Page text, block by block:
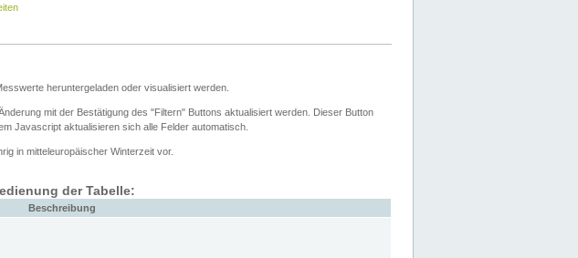
heruntergeladen oder visualisiert werden.
mit der Bestätigung des "Filtern" Buttons aktualisiert werden. Dieser Button
Javascript aktualisieren sich alle Felder automatisch.
in mitteleuropäischer Winterzeit vor.
der Tabelle:
Beschreibung